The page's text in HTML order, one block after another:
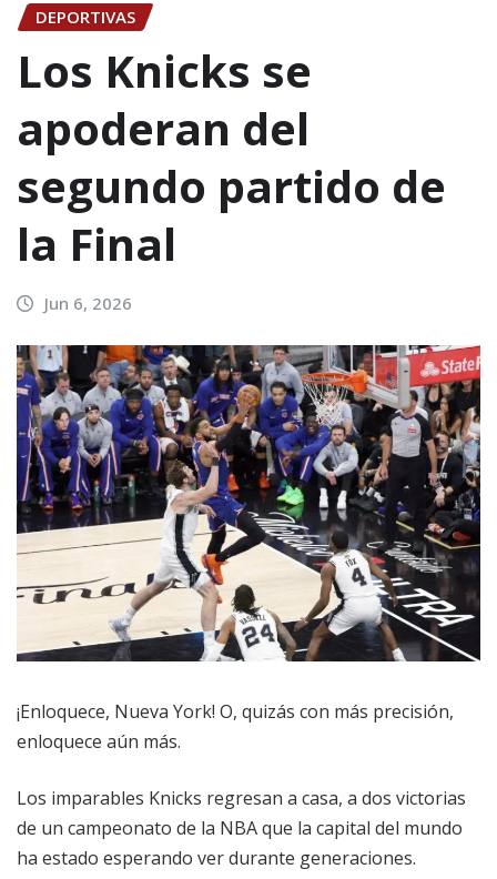
DEPORTIVAS
Los Knicks se
apoderan del
segundo partido de
la Final
Jun 6, 2026
¡Enloquece, Nueva York! O, quizás con más precisión,
enloquece aún más.
Los imparables Knicks regresan a casa, a dos victorias
de un campeonato de la NBA que la capital del mundo
ha estado esperando ver durante generaciones.